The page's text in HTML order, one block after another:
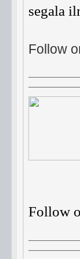
segala
Follow
Follow